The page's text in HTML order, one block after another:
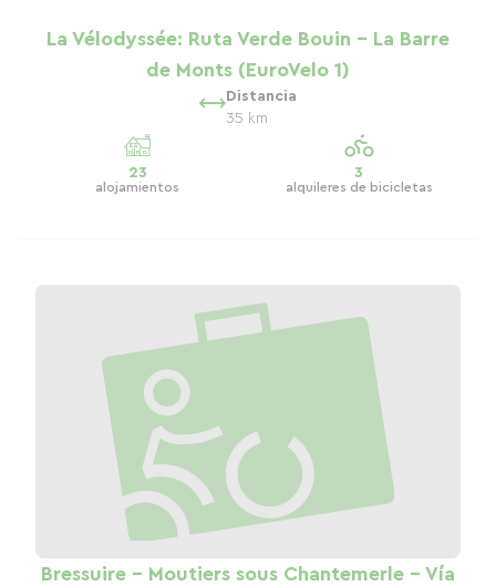
La Vélodyssée: Ruta Verde Bouin - La Barre
de Monts (EuroVelo 1)
Distancia
35 km
23
alojamientos
3
alquileres de bicicletas
Bressuire - Moutiers sous Chantemerle - Vía